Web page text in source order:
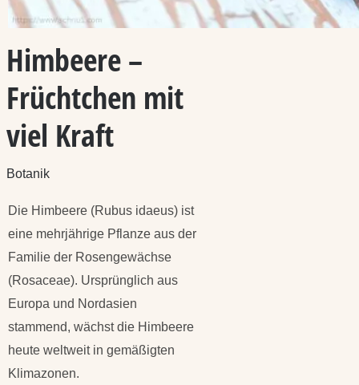
Himbeere –
Früchtchen mit
viel Kraft
Botanik
Die Himbeere (Rubus idaeus) ist
eine mehrjährige Pflanze aus der
Familie der Rosengewächse
(Rosaceae). Ursprünglich aus
Europa und Nordasien
stammend, wächst die Himbeere
heute weltweit in gemäßigten
Klimazonen.